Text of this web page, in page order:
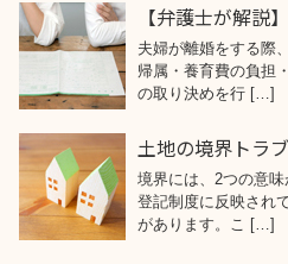
【弁護士が解説
夫婦が離婚をする際
帰属・養育費の負担
の取り決めを行 […]
土地の境界トラ
境界には、2つの意味
登記制度に反映され
があります。こ […]